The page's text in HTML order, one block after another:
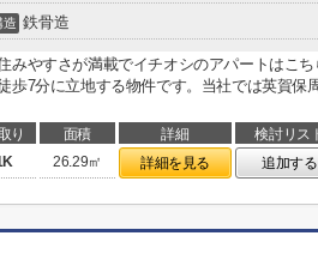
造 鉄骨造
みやすさが満載でイチオシのアパートはこち
歩7分に立地する物件です。当社では英賀保
り 面積 詳細
検討リス
26.29㎡ 詳細を見る 追加する